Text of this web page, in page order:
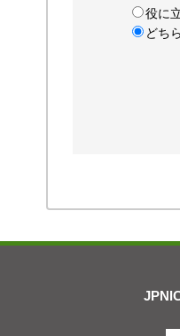
役に
どち